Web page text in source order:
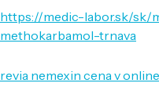
https://medic-labor.sk/
methokarbamol-trnava
revia nemexin cena v